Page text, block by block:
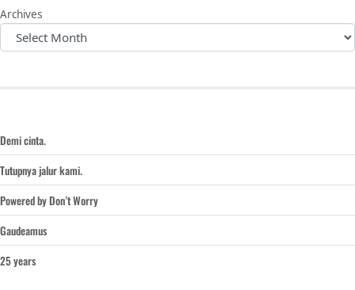
Archives
Demi cinta.
Tutupnya jalur kami.
Powered by Don’t Worry
Gaudeamus
25 years